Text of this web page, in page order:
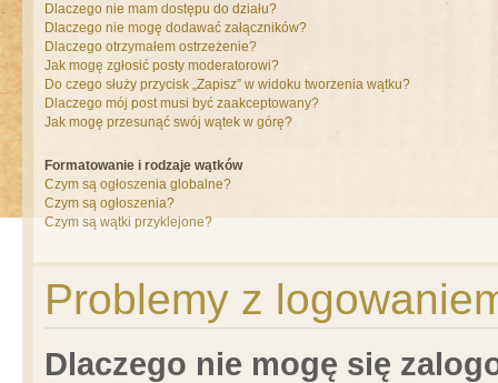
Dlaczego nie mam dostępu do działu?
Dlaczego nie mogę dodawać załączników?
Dlaczego otrzymałem ostrzeżenie?
Jak mogę zgłosić posty moderatorowi?
Do czego służy przycisk „Zapisz” w widoku tworzenia wątku?
Dlaczego mój post musi być zaakceptowany?
Jak mogę przesunąć swój wątek w górę?
Formatowanie i rodzaje wątków
Czym są ogłoszenia globalne?
Czym są ogłoszenia?
Czym są wątki przyklejone?
Problemy z
Dlaczego nie mogę się